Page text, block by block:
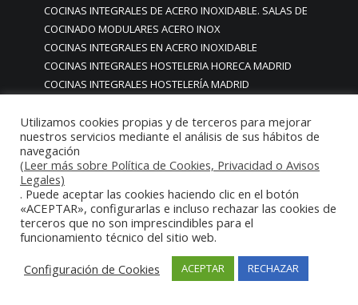
COCINAS INTEGRALES DE ACERO INOXIDABLE. SALAS DE
COCINADO MODULARES ACERO INOX
COCINAS INTEGRALES EN ACERO INOXIDABLE
COCINAS INTEGRALES HOSTELERIA HORECA MADRID
COCINAS INTEGRALES HOSTELERÍA MADRID
HOSTELERIA HORECA RESTAURANTES HOTELES
COCINAS INTEGRALES PARA RESTAURANTES
COCINAS LUJO PARA RESTAURANTES ESTRELLA MICHELIN
COCINAS LUJO PREMIUM BOADILLA DEL MONTE MADRID
COCINAS LUJO PREMIUM MORALEJA MADRID
COCINAS LUJO PREMIUM PARA CASAS VIVIENDAS
PARTICULARES CLIENTE FINAL
COCINAS LUJO PREMIUM PROFESIONALES PARA HOGARES
Utilizamos cookies propias y de terceros para mejorar
nuestros servicios mediante el análisis de sus hábitos de
navegación
(Leer más sobre Política de Cookies, Privacidad o Avisos
Legales)
. Puede aceptar las cookies haciendo clic en el botón
«ACEPTAR», configurarlas e incluso rechazar las cookies de
terceros que no son imprescindibles para el
funcionamiento técnico del sitio web.
Configuración de Cookies
ACEPTAR RECHAZAR